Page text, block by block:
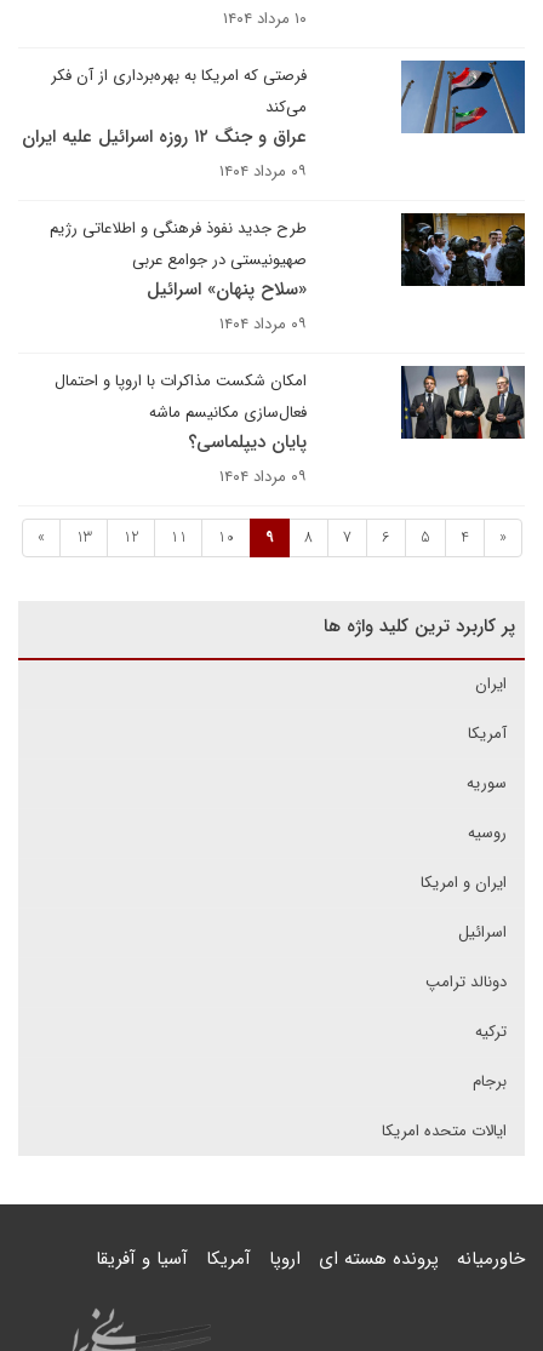
۱۰ مرداد ۱۴۰۴
فرصتی که امریکا به بهره‌برداری از آن فکر
می‌کند
عراق و جنگ ۱۲ روزه اسرائیل علیه ایران
۰۹ مرداد ۱۴۰۴
طرح جدید نفوذ فرهنگی و اطلاعاتی رژیم
صهیونیستی در جوامع عربی
«سلاح پنهان» اسرائیل
۰۹ مرداد ۱۴۰۴
امکان شکست مذاکرات با اروپا و احتمال
فعال‌سازی مکانیسم ماشه
پایان دیپلماسی؟
۰۹ مرداد ۱۴۰۴
«
4
5
6
7
8
9
10
11
12
13
»
پر کاربرد ترین کلید واژه ها
ایران
آمریکا
سوریه
روسیه
ایران و امریکا
اسرائیل
دونالد ترامپ
ترکیه
برجام
ایالات متحده امریکا
خاورمیانه پرونده هسته ای اروپا آمریکا آسیا و آفریقا